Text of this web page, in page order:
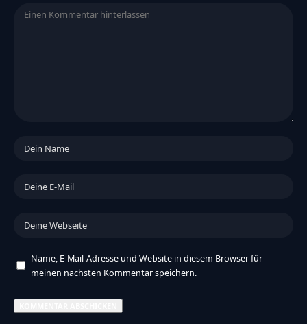
Name, E-Mail-Adresse und Website in diesem Browser für
meinen nächsten Kommentar speichern.